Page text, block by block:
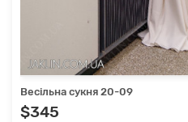
Весільна сукня 20-09
$345